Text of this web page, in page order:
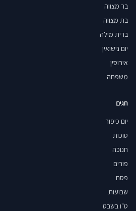
בר מצווה
בת מצווה
ברית מילה
יום נישואין
אירוסין
משפחה
חגים
יום כיפור
סוכות
חנוכה
פורים
פסח
שבועות
ט"ו בשבט